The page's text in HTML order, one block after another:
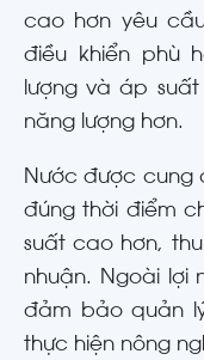
cao hơn yêu
điều khiển phù
lượng và áp
năng lượng hơn.
Nước được cung
đúng thời điểm
suất cao hơn,
nhuận. Ngoài lợi
đảm bảo quản
thực hiện nông